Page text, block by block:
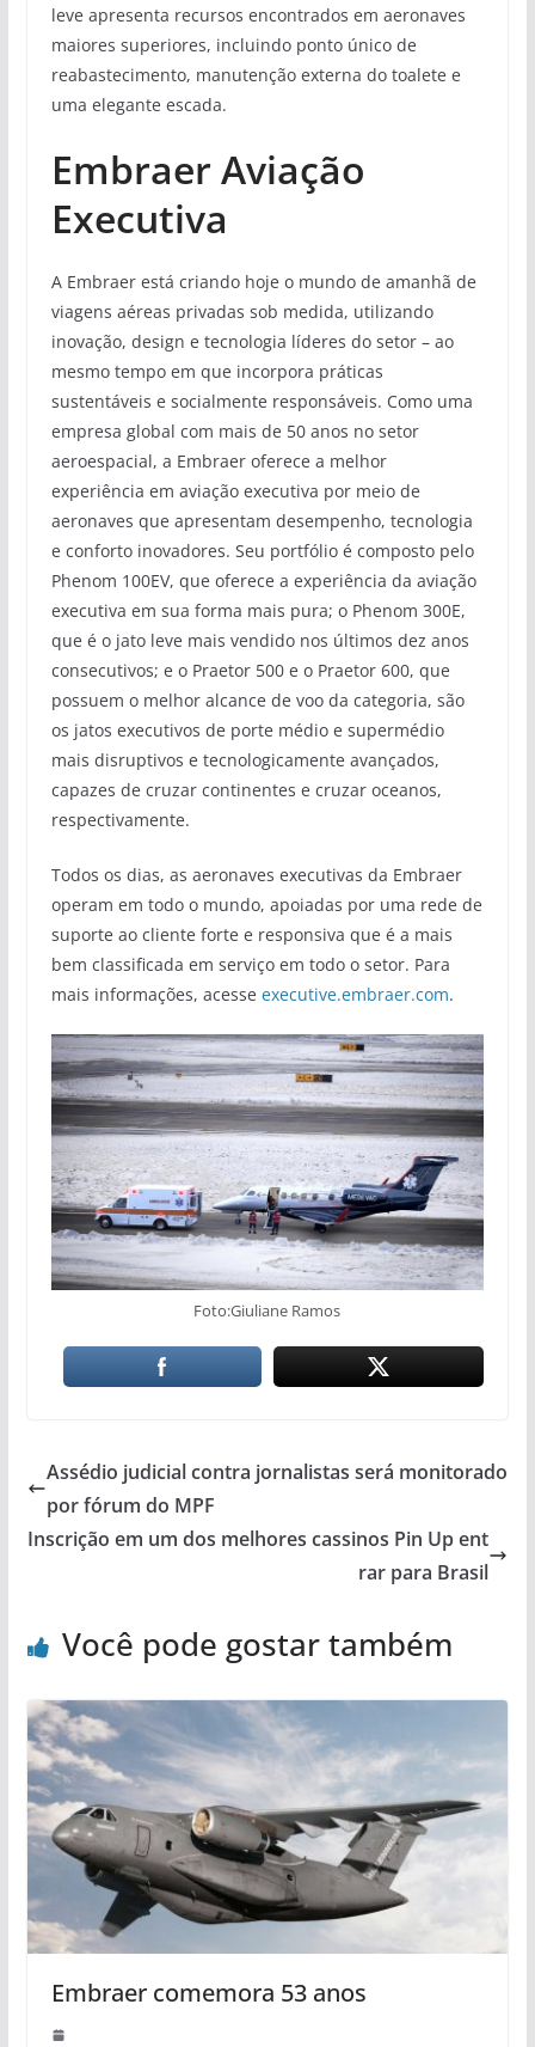
leve apresenta recursos encontrados em aeronaves
maiores superiores, incluindo ponto único de
reabastecimento, manutenção externa do toalete e
uma elegante escada.
Embraer Aviação
Executiva
A Embraer está criando hoje o mundo de amanhã de
viagens aéreas privadas sob medida, utilizando
inovação, design e tecnologia líderes do setor – ao
mesmo tempo em que incorpora práticas
sustentáveis e socialmente responsáveis. Como uma
empresa global com mais de 50 anos no setor
aeroespacial, a Embraer oferece a melhor
experiência em aviação executiva por meio de
aeronaves que apresentam desempenho, tecnologia
e conforto inovadores. Seu portfólio é composto pelo
Phenom 100EV, que oferece a experiência da aviação
executiva em sua forma mais pura; o Phenom 300E,
que é o jato leve mais vendido nos últimos dez anos
consecutivos; e o Praetor 500 e o Praetor 600, que
possuem o melhor alcance de voo da categoria, são
os jatos executivos de porte médio e supermédio
mais disruptivos e tecnologicamente avançados,
capazes de cruzar continentes e cruzar oceanos,
respectivamente.
Todos os dias, as aeronaves executivas da Embraer
operam em todo o mundo, apoiadas por uma rede de
suporte ao cliente forte e responsiva que é a mais
bem classificada em serviço em todo o setor. Para
mais informações, acesse executive.embraer.com.
Foto:Giuliane Ramos
Assédio judicial contra jornalistas será monitorado
por fórum do MPF
Inscrição em um dos melhores cassinos Pin Up ent
rar para Brasil
Você pode gostar também
Embraer comemora 53 anos